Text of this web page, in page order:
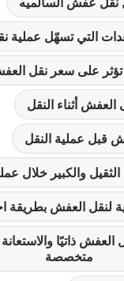
التي تسهّل عملية
تؤثر على سعر نقل
العفش أثناء النقل
قبل عملية النقل
والكبير خلال
لنقل العفش بطريقة
العفش ذاتيًا
متخصصة